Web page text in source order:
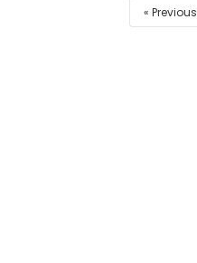
Previous